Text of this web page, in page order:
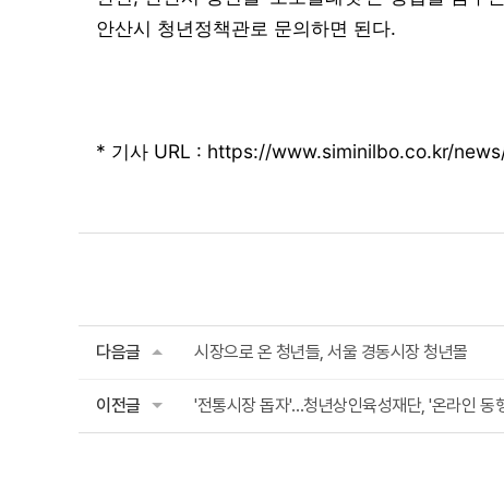
안산시 청년정책관로 문의하면 된다.
* 기사 URL : https://www.siminilbo.co.kr/
다음글 시장으로 온 청년들, 서울 경동시장 청년몰
이전글 '전통시장 돕자'…청년상인육성재단, '온라인 동